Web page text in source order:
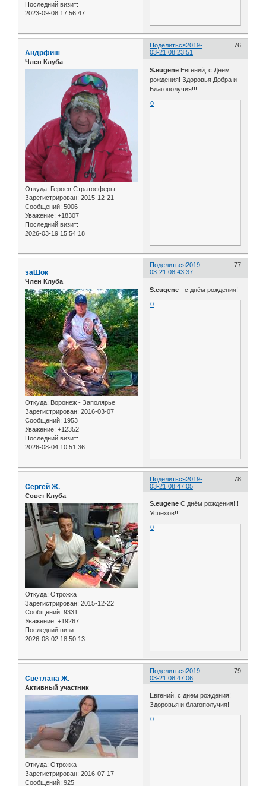
Последний визит:
2023-09-08 17:56:47
Поделиться 76
2019-
03-21 08:23:51
Андрфиш
Член Клуба
Откуда: Героев Стратосферы
Зарегистрирован: 2015-12-21
Сообщений: 5006
Уважение: +18307
Последний визит:
2026-03-19 15:54:18
S.eugene Евгений, с Днём
рождения! Здоровья Добра и
Благополучия!!!
0
Поделиться 77
2019-
03-21 08:43:37
saШок
Член Клуба
Откуда: Воронеж - Заполярье
Зарегистрирован: 2016-03-07
Сообщений: 1953
Уважение: +12352
Последний визит:
2026-08-04 10:51:36
S.eugene - с днём рождения!
0
Поделиться 78
2019-
03-21 08:47:05
Сергей Ж.
Совет Клуба
Откуда: Отрожка
Зарегистрирован: 2015-12-22
Сообщений: 9331
Уважение: +19267
Последний визит:
2026-08-02 18:50:13
S.eugeneС днём рождения!!!
Успехов!!!
0
Поделиться 79
2019-
03-21 08:47:06
Светлана Ж.
Активный участник
Откуда: Отрожка
Зарегистрирован: 2016-07-17
Сообщений: 925
Евгений, с днём рождения!
Здоровья и благополучия!
0